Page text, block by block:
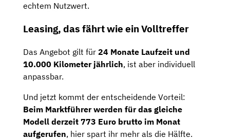
echtem Nutzwert.
Leasing, das fährt wie ein Volltreffer
Das Angebot gilt für 24 Monate Laufzeit und
10.000 Kilometer jährlich, ist aber individuell
anpassbar.
Und jetzt kommt der entscheidende Vorteil:
Beim Marktführer werden für das gleiche
Modell derzeit 773 Euro brutto im Monat
aufgerufen, hier spart ihr mehr als die Hälfte.